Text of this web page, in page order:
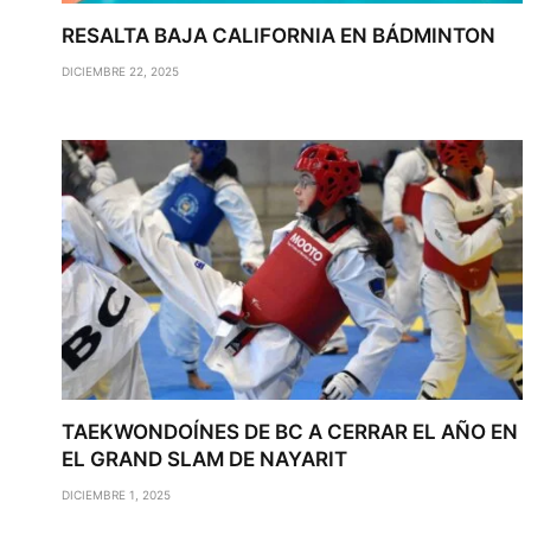
RESALTA BAJA CALIFORNIA EN BÁDMINTON
DICIEMBRE 22, 2025
TAEKWONDOÍNES DE BC A CERRAR EL AÑO EN
EL GRAND SLAM DE NAYARIT
DICIEMBRE 1, 2025